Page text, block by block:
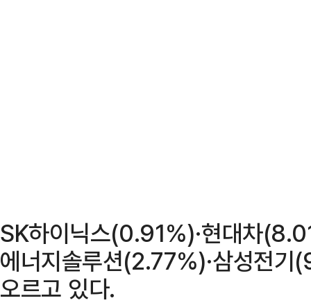
SK하이닉스(0.91%)·현대차
에너지솔루션(2.77%)·삼성전
오르고 있다.